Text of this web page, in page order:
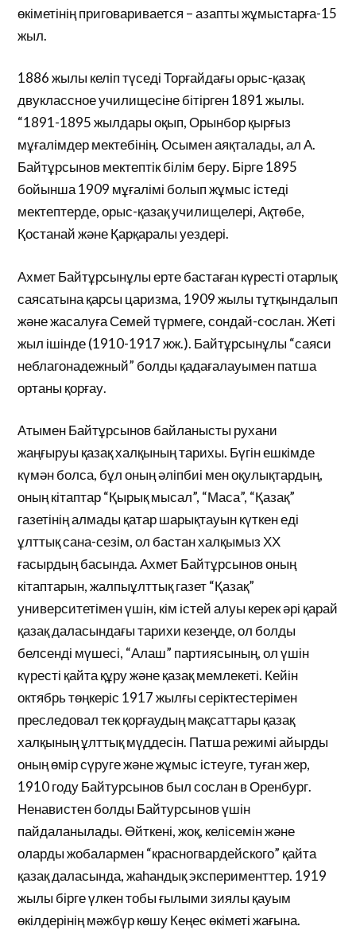
өкіметінің приговаривается – азапты жұмыстарға-15
жыл.
1886 жылы келіп түседі Торғайдағы орыс-қазақ
двуклассное училищесіне бітірген 1891 жылы.
“1891-1895 жылдары оқып, Орынбор қырғыз
мұғалімдер мектебінің. Осымен аяқталады, ал А.
Байтұрсынов мектептік білім беру. Бірге 1895
бойынша 1909 мұғалімі болып жұмыс істеді
мектептерде, орыс-қазақ училищелері, Ақтөбе,
Қостанай және Қарқаралы уездері.
Ахмет Байтұрсынұлы ерте бастаған күресті отарлық
саясатына қарсы царизма, 1909 жылы тұтқындалып
және жасалуға Семей түрмеге, сондай-сослан. Жеті
жыл ішінде (1910-1917 жж.). Байтұрсынұлы “саяси
неблагонадежный” болды қадағалауымен патша
ортаны қорғау.
Атымен Байтұрсынов байланысты рухани
жаңғыруы қазақ халқының тарихы. Бүгін ешкімде
күмән болса, бұл оның әліпбиі мен оқулықтардың,
оның кітаптар “Қырық мысал”, “Маса”, “Қазақ”
газетінің алмады қатар шарықтауын күткен еді
ұлттық сана-сезім, ол бастан халқымыз ХХ
ғасырдың басында. Ахмет Байтұрсынов оның
кітаптарын, жалпыұлттық газет “Қазақ”
университетімен үшін, кім істей алуы керек әрі қарай
қазақ даласындағы тарихи кезеңде, ол болды
белсенді мүшесі, “Алаш” партиясының, ол үшін
күресті қайта құру және қазақ мемлекеті. Кейін
октябрь төңкеріс 1917 жылғы серіктестерімен
преследовал тек қорғаудың мақсаттары қазақ
халқының ұлттық мүддесін. Патша режимі айырды
оның өмір сүруге және жұмыс істеуге, туған жер,
1910 году Байтурсынов был сослан в Оренбург.
Ненавистен болды Байтурсынов үшін
пайдаланылады. Өйткені, жоқ, келісемін және
оларды жобалармен “красногвардейского” қайта
қазақ даласында, жаһандық эксперименттер. 1919
жылы бірге үлкен тобы ғылыми зиялы қауым
өкілдерінің мәжбүр көшу Кеңес өкіметі жағына.